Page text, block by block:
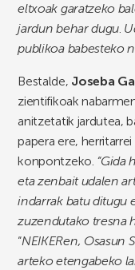
eltxoak garatzeko
jardun behar dugu.
publikoa babesteko
Bestalde, Joseba
zientifikoak
anitzetatik jardutea,
papera ere,
konpontzeko. “Gida
eta zenbait udalen
indarrak batu ditugu
zuzendutako tresna
“NEIKERen, Osasun
arteko etengabeko